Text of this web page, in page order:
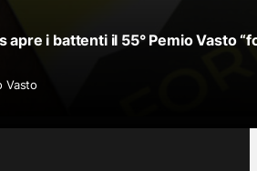
apre i battenti il 55° Pemio Vasto
Vasto